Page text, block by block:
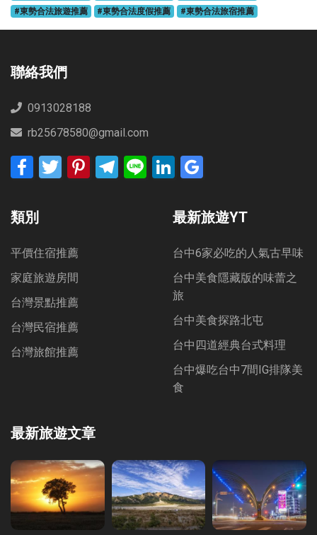
#東勢合法旅遊推薦
#東勢合法度假推薦 #東勢合法旅宿推薦
聯絡我們
0913028188
rb25678580@gmail.com
FacebookTwitter PinterestTelegram
Line LinkedIn
類別
平價住宿推薦
家庭旅遊房間
台灣景點推薦
台灣民宿推薦
台灣旅館推薦
最新旅遊文章
最新旅遊YT
台中6家必吃的人氣古早味
台中美食隱藏版的味蕾之
旅
台中美食探路北屯
台中四道經典台式料理
台中爆吃台中7間IG排隊美
食